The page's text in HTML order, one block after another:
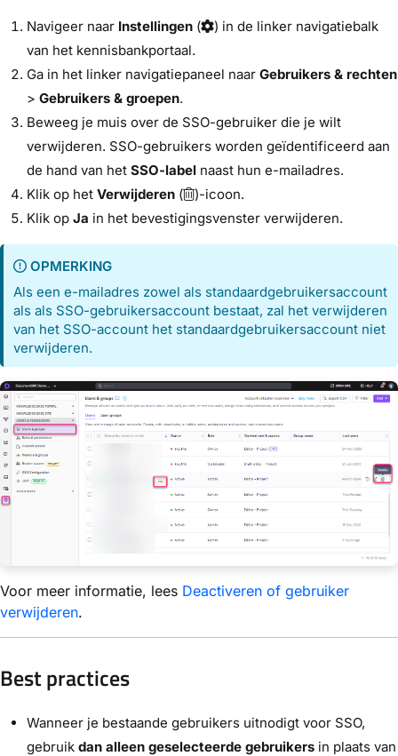
Navigeer naar Instellingen (
) in de linker navigatiebalk
van het kennisbankportaal.
Ga in het linker navigatiepaneel naar Gebruikers & rechten
> Gebruikers & groepen.
Beweeg je muis over de SSO-gebruiker die je wilt
verwijderen. SSO-gebruikers worden geïdentificeerd aan
de hand van het SSO-label naast hun e-mailadres.
Klik op het Verwijderen (
)-icoon.
Klik op Ja in het bevestigingsvenster verwijderen.
OPMERKING
Als een e-mailadres zowel als standaardgebruikersaccount
als als SSO-gebruikersaccount bestaat, zal het verwijderen
van het SSO-account het standaardgebruikersaccount niet
verwijderen.
Voor meer informatie, lees Deactiveren of gebruiker
verwijderen.
Best practices
Wanneer je bestaande gebruikers uitnodigt voor SSO,
gebruik dan alleen geselecteerde gebruikers in plaats van